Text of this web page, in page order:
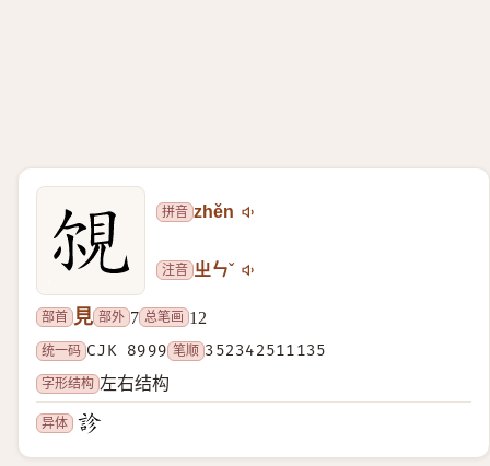
拼音 zhěn
注音 ㄓㄣˇ
部首 見 部外 7 总笔画 12
统一码 CJK 8999 笔顺 352342511135
字形结构 左右结构
异体